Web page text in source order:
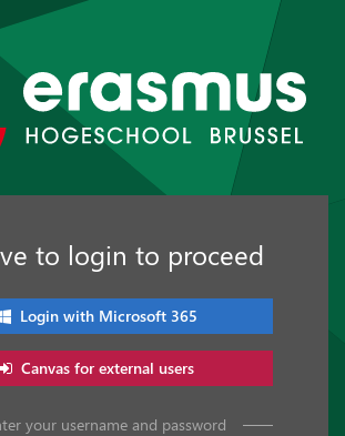
to login to proceed
Login with Microsoft 365
Canvas for external users
your username and password